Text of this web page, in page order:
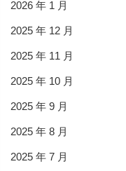
2026 年 1 月
2025 年 12 月
2025 年 11 月
2025 年 10 月
2025 年 9 月
2025 年 8 月
2025 年 7 月